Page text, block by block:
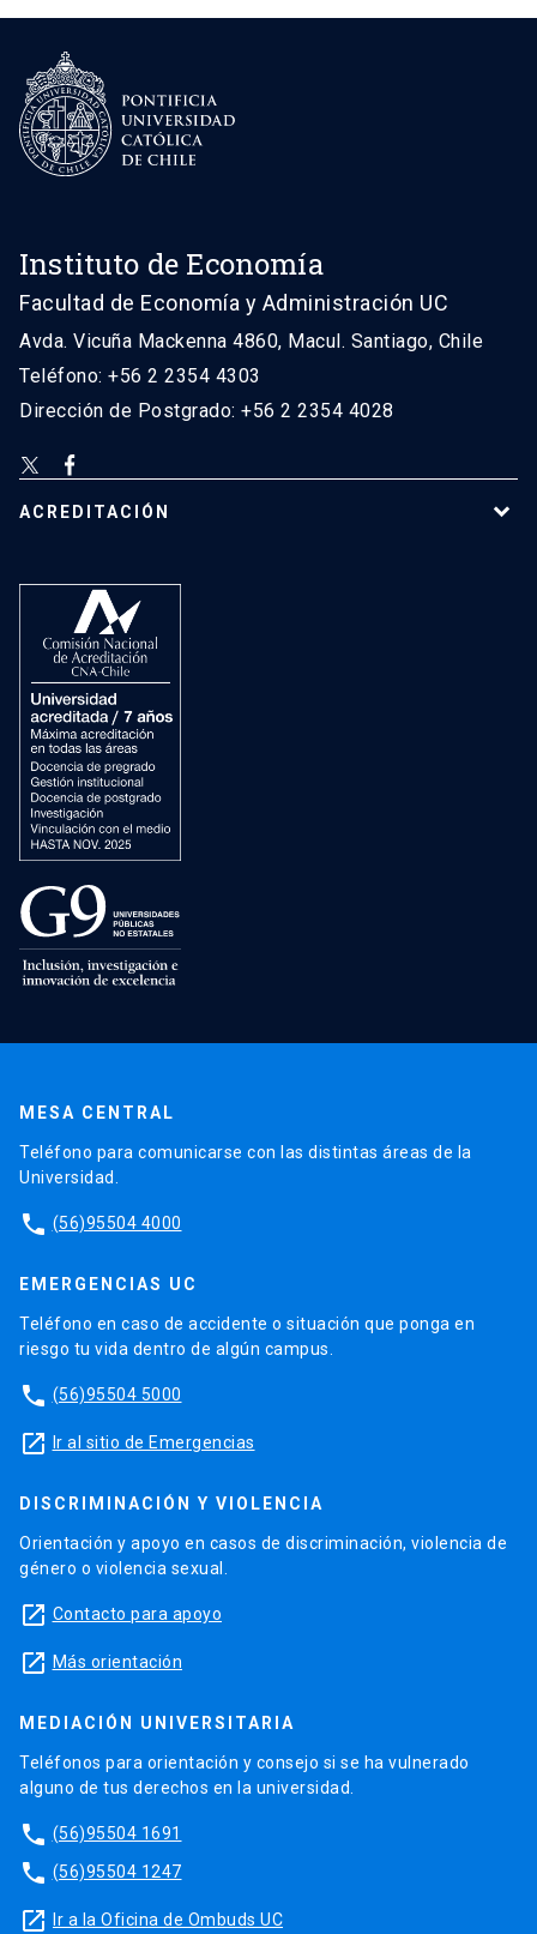
Instituto de Economía
Facultad de Economía y Administración UC
Avda. Vicuña Mackenna 4860, Macul. Santiago, Chile
Teléfono: +56 2 2354 4303
Dirección de Postgrado: +56 2 2354 4028
ACREDITACIÓN
MESA CENTRAL
Teléfono para comunicarse con las distintas áreas de la
Universidad.
phone (56)95504 4000
EMERGENCIAS UC
Teléfono en caso de accidente o situación que ponga en
riesgo tu vida dentro de algún campus.
phone (56)95504 5000
launch Ir al sitio de Emergencias
DISCRIMINACIÓN Y VIOLENCIA
Orientación y apoyo en casos de discriminación, violencia de
género o violencia sexual.
launch Contacto para apoyo
launch Más orientación
MEDIACIÓN UNIVERSITARIA
Teléfonos para orientación y consejo si se ha vulnerado
alguno de tus derechos en la universidad.
phone (56)95504 1691
phone (56)95504 1247
launch Ir a la Oficina de Ombuds UC